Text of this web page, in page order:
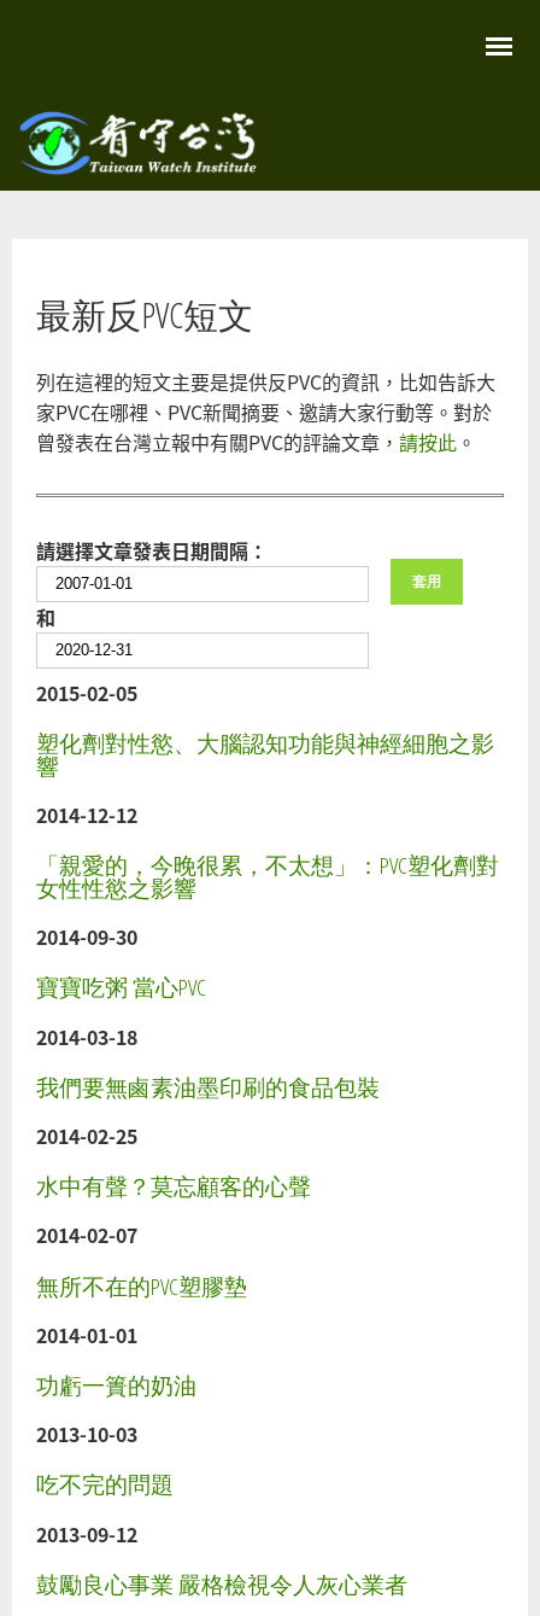
容
Taiwan
Watch
您在這裡
最新反PVC短文
列在這裡的短文主要是提供反PVC的資訊，比如告訴大
家PVC在哪裡、PVC新聞摘要、邀請大家行動等。對於
曾發表在台灣立報中有關PVC的評論文章， 請按此 。
請選擇文章發表日期間隔：
和
2015-02-05
塑化劑對性慾、大腦認知功能與神經細胞之影
響
2014-12-12
「親愛的，今晚很累，不太想」：PVC塑化劑對
女性性慾之影響
2014-09-30
寶寶吃粥 當心PVC
2014-03-18
我們要無鹵素油墨印刷的食品包裝
2014-02-25
水中有聲？莫忘顧客的心聲
2014-02-07
無所不在的PVC塑膠墊
2014-01-01
功虧一簣的奶油
2013-10-03
吃不完的問題
2013-09-12
鼓勵良心事業 嚴格檢視令人灰心業者